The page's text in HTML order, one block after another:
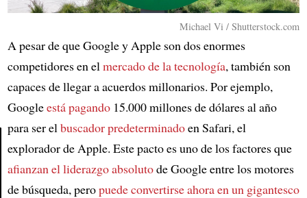
Article
Michael Vi / Shutterstock.com
A pesar de que Google y Apple son dos enormes
competidores en elmercado de la tecnología, también son
capaces de llegar a acuerdos millonarios. Por ejemplo,
Googleestá pagando15.000 millones de dólares al año
para ser elbuscador predeterminadoen Safari, el
explorador de Apple. Este pacto es uno de los factores que
afianzan el liderazgo absolutode Google entre los motores
de búsqueda, peropuede convertirse ahora en un gigantesco